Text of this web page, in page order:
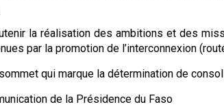
la réalisation des ambitions et des
par la promotion de l’interconnexion
qui marque la détermination de
de la Présidence du Faso